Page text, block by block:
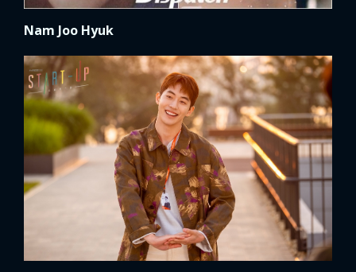
ĐĂNG NHẬP
Nam Joo Hyuk